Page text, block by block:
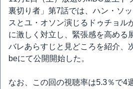
裏切り者」第7話では、ハン・ソ
スとユ・オソン演じるドゥチョル
に激しく対立し、緊張感を高める
バレあらすじと見どころを紹介、
beにて公開開始した。
なお、この回の視聴率は5.3％で4